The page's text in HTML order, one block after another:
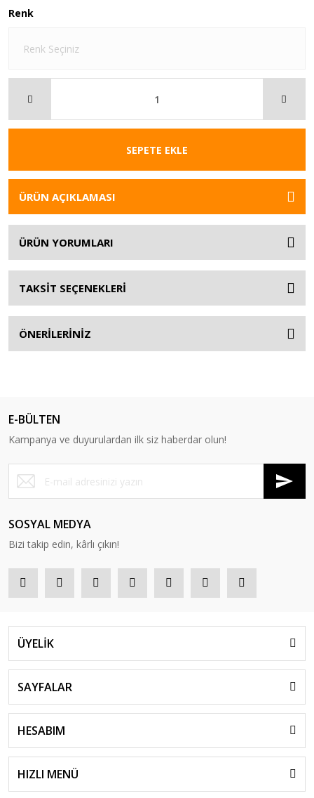
Renk
SEPETE EKLE
ÜRÜN AÇIKLAMASI
ÜRÜN YORUMLARI
TAKSİT SEÇENEKLERİ
ÖNERİLERİNİZ
E-BÜLTEN
Kampanya ve duyurulardan ilk siz haberdar olun!
SOSYAL MEDYA
Bizi takip edin, kârlı çıkın!
ÜYELİK
SAYFALAR
HESABIM
HIZLI MENÜ